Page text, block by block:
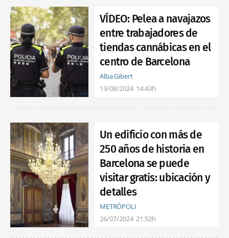
VÍDEO: Pelea a navajazos
entre trabajadores de
tiendas cannábicas en el
centro de Barcelona
Alba Gibert
13/08/2024 14:43h
Un edificio con más de
250 años de historia en
Barcelona se puede
visitar gratis: ubicación y
detalles
METRÓPOLI
26/07/2024 21:52h